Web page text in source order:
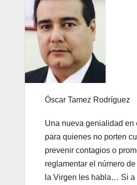
Óscar Tamez Rodríguez
Una nueva genialidad en
para quienes no porten
prevenir contagios o
reglamentar el número
la Virgen les habla… Si a